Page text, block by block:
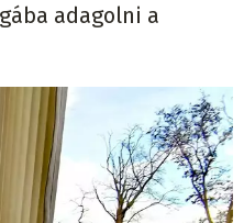
adagolni a